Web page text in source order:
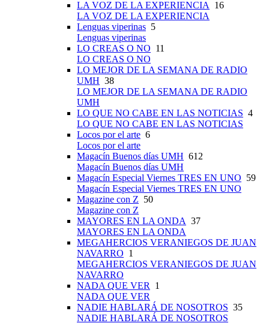
LA VOZ DE LA EXPERIENCIA 16
LA VOZ DE LA EXPERIENCIA
Lenguas viperinas 5
Lenguas viperinas
LO CREAS O NO 11
LO CREAS O NO
LO MEJOR DE LA SEMANA DE RADIO
UMH 38
LO MEJOR DE LA SEMANA DE RADIO
UMH
LO QUE NO CABE EN LAS NOTICIAS 4
LO QUE NO CABE EN LAS NOTICIAS
Locos por el arte 6
Locos por el arte
Magacín Buenos días UMH 612
Magacín Buenos días UMH
Magacín Especial Viernes TRES EN UNO 59
Magacín Especial Viernes TRES EN UNO
Magazine con Z 50
Magazine con Z
MAYORES EN LA ONDA 37
MAYORES EN LA ONDA
MEGAHERCIOS VERANIEGOS DE JUAN
NAVARRO 1
MEGAHERCIOS VERANIEGOS DE JUAN
NAVARRO
NADA QUE VER 1
NADA QUE VER
NADIE HABLARÁ DE NOSOTROS 35
NADIE HABLARÁ DE NOSOTROS